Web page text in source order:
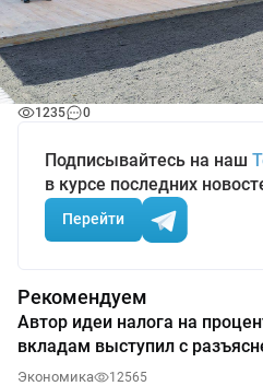
1235 0
Подписывайтесь на наш
в курсе последних
Перейти
Рекомендуем
Автор идеи налога на
вкладам выступил с
Экономика 12565